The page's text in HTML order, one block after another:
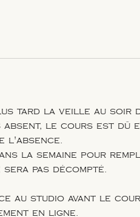
tard la veille au soir
le cours est dû
l'absence.
la semaine pour
pas décompté.
au studio avant le
en ligne.